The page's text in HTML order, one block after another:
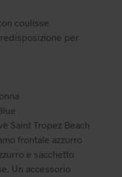
coulisse
per
Saint Tropez Beach
frontale azzurro
e sacchetto
Un accessorio